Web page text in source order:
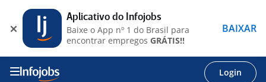
Login
Aplicativo do Infojobs
Baixe o App nº 1 do Brasil para
encontrar empregos GRÁTIS!!
BAIXAR